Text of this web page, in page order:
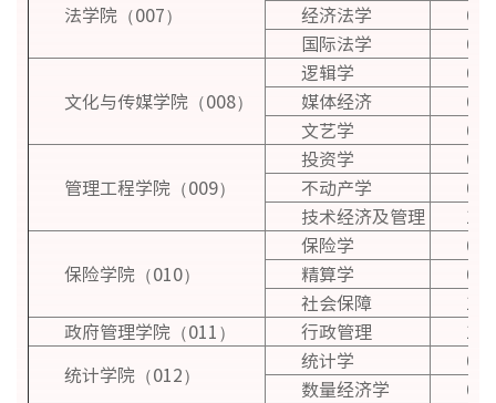
法学院（007）
经济法学
国际法学
文化与传媒学院（008）
逻辑学
媒体经济
文艺学
管理工程学院（009）
投资学
不动产学
技术经济及管理
保险学院（010）
保险学
精算学
社会保障
政府管理学院（011）
行政管理
统计学院（012）
统计学
数量经济学